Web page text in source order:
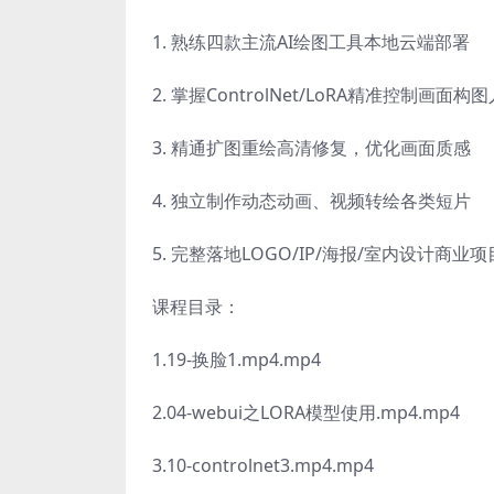
1. 熟练四款主流AI绘图工具本地云端部署
2. 掌握ControlNet/LoRA精准控制画面构图
3. 精通扩图重绘高清修复，优化画面质感
4. 独立制作动态动画、视频转绘各类短片
5. 完整落地LOGO/IP/海报/室内设计商业项
课程目录：
1.19-换脸1.mp4.mp4
2.04-webui之LORA模型使用.mp4.mp4
3.10-controlnet3.mp4.mp4